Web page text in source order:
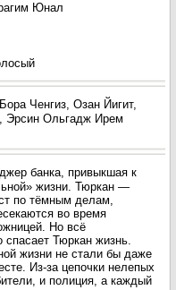
Юнал
Ченгиз, Озан Йигит,
Эрсин Ольгадж Ирем
банка, привыкшая к
жизни. Тюркан —
по тёмным делам,
во время
Но всё
спасает Тюркан жизнь.
жизни не стали бы даже
Из-за цепочки нелепых
и полиция, а каждый